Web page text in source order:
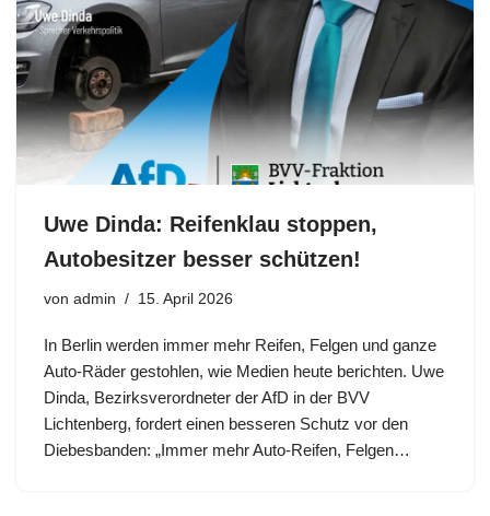
Uwe Dinda: Reifenklau stoppen,
Autobesitzer besser schützen!
von admin 15. April 2026
In Berlin werden immer mehr Reifen, Felgen und ganze
Auto-Räder gestohlen, wie Medien heute berichten. Uwe
Dinda, Bezirksverordneter der AfD in der BVV
Lichtenberg, fordert einen besseren Schutz vor den
Diebesbanden: „Immer mehr Auto-Reifen, Felgen…